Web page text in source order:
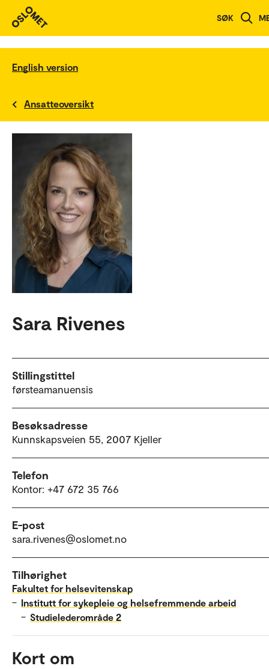
SØK
English version
Ansatteoversikt
Sara Rivenes
Stillingstittel
førsteamanuensis
Besøksadresse
Kunnskapsveien 55, 2007 Kjeller
Telefon
Kontor: +47 672 35 766
E-post
sara.rivenes@oslomet.no
Tilhørighet
Fakultet for helsevitenskap
– Institutt for sykepleie og helsefremmende arbeid
– Studielederområde 2
Kort om